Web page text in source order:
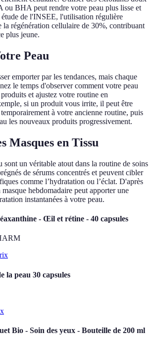
ou BHA peut rendre votre peau plus lisse et
étude de l'INSEE, l'utilisation régulière
la régénération cellulaire de 30%, contribuant
plus jeune.
Peau
emporter par les tendances, mais chaque
le temps d'observer comment votre peau
et ajustez votre routine en
si un produit vous irrite, il peut être
à votre ancienne routine, puis
les nouveaux produits progressivement.
Masques en Tissu
sont un véritable atout dans la routine de soins
de sérums concentrés et peuvent cibler
comme l’hydratation ou l’éclat. D'après
hebdomadaire peut apporter une
instantanées à votre peau.
- Œil et rétine - 40 capsules
la peau 30 capsules
Bio - Soin des yeux - Bouteille de 200 ml